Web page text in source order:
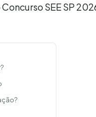
SEE SP